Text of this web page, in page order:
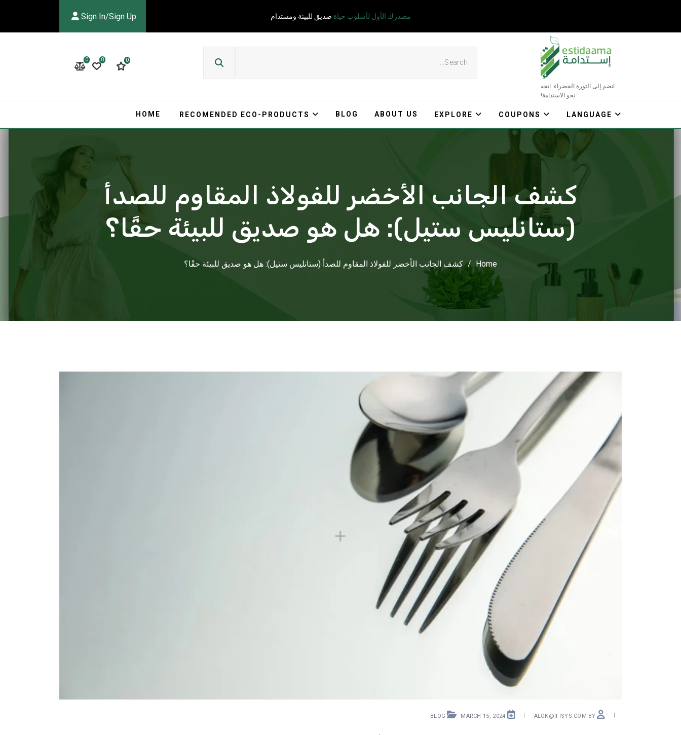
مصدرك الأول لأسلوب حياة صديق للبيئة ومستدام Sign In/Sign Up
انضم إلى الثورة الخضراء: اتجه
نحو الاستدامة!
0
0
0
HOME RECOMENDED ECO-PRODUCTS BLOG ABOUT US EXPLORE COUPONS LANGUAGE
كشف الجانب الأخضر للفولاذ المقاوم للصدأ
(ستانليس ستيل): هل هو صديق للبيئة حقًا؟
Home
/ كشف الجانب الأخضر للفولاذ المقاوم للصدأ (ستانليس ستيل): هل هو صديق للبيئة حقًا؟
ALOK@IFISYS.COM
MARCH 15, 2024
BLOG